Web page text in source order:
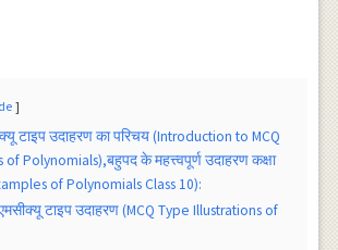
टाइप उदाहरण का परिचय (Introduction to MCQ
Polynomials),बहुपद के महत्त्वपूर्ण उदाहरण कक्षा
of Polynomials Class 10):
टाइप उदाहरण (MCQ Type Illustrations of